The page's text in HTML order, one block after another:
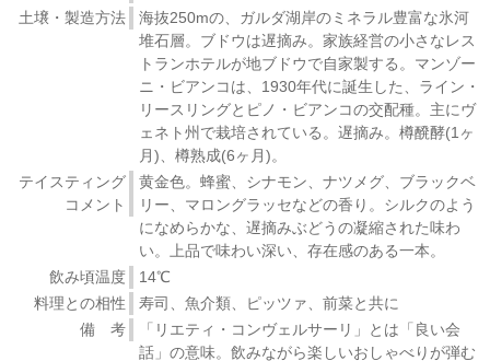
土壌・製造方法
海抜250mの、ガルダ湖岸のミネラル豊富な氷河
堆石層。ブドウは遅摘み。家族経営の小さなレス
トランホテルが地ブドウで自家製する。マンゾー
ニ・ビアンコは、1930年代に誕生した、ライン・
リースリングとピノ・ビアンコの交配種。主にヴ
ェネト州で栽培されている。遅摘み。樽醗酵(1ヶ
月)、樽熟成(6ヶ月)。
テイスティング
コメント
黄金色。蜂蜜、シナモン、ナツメグ、ブラックベ
リー、マロングラッセなどの香り。シルクのよう
になめらかな、遅摘みぶどうの凝縮された味わ
い。上品で味わい深い、存在感のある一本。
飲み頃温度
14℃
料理との相性
寿司、魚介類、ピッツァ、前菜と共に
備 考
「リエティ・コンヴェルサーリ」とは「良い会
話」の意味。飲みながら楽しいおしゃべりが弾む